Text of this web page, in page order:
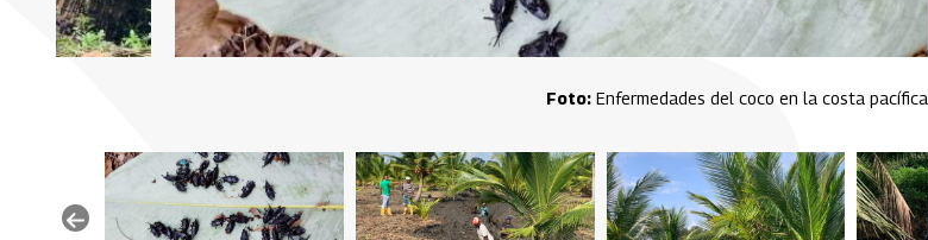
Enfermedades del coco en la costa pacífica